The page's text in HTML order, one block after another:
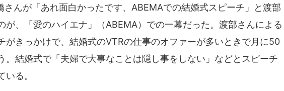
んが「あれ面白かったです、ABEMAでの結婚式スピーチ」と渡部
が、「愛のハイエナ」（ABEMA）での一幕だった。渡部さんによる
がきっかけで、結婚式のVTRの仕事のオファーが多いときで月に50
。結婚式で「夫婦で大事なことは隠し事をしない」などとスピーチ
いる。